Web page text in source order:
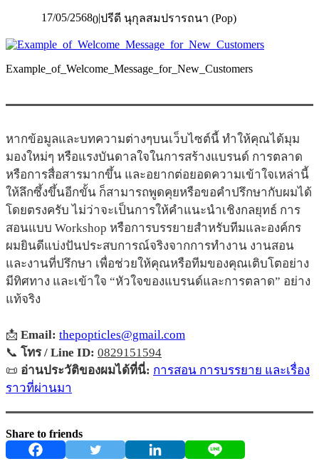
17/05/25680|ปรีดี นุกุลสมปรารถนา (Pop)
Example_of_Welcome_Message_for_New_Customers
หากข้อมูลและบทความต่างๆบนเว็บไซต์นี้ ทำให้คุณได้มุม
มองใหม่ๆ หรือแรงบันดาลใจในการสร้างแบรนด์ การตลาด
หรือการสื่อสารมากขึ้น และอยากต่อยอดความเข้าใจเหล่านี้
ให้ลึกซึ้งขึ้นอีกขั้น ก็สามารถพูดคุยหรือขอคำปรึกษากับผมได้
โดยตรงครับ ไม่ว่าจะเป็นการให้คำแนะนำเชิงกลยุทธ์ การ
สอนแบบ Workshop หรือการบรรยายสำหรับทีมและองค์กร
ผมยินดีแบ่งปันประสบการณ์จริงจากการทำงาน งานสอน
และงานที่ปรึกษา เพื่อช่วยให้คุณหรือทีมของคุณเติบโตอย่าง
มีทิศทาง และเข้าใจ “หัวใจของแบรนด์และการตลาด” อย่าง
แท้จริง
📩 Email: thepopticles@gmail.com
📞 โทร / Line ID: 0829151594
📜 อ่านประวัติของผมได้ที่นี่: การสอน การบรรยาย และเรื่อง
ราวที่ผ่านมา
Share to friends